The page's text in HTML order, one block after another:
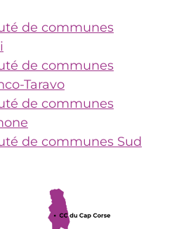
de communes
de communes
Taravo
de communes
de communes Sud